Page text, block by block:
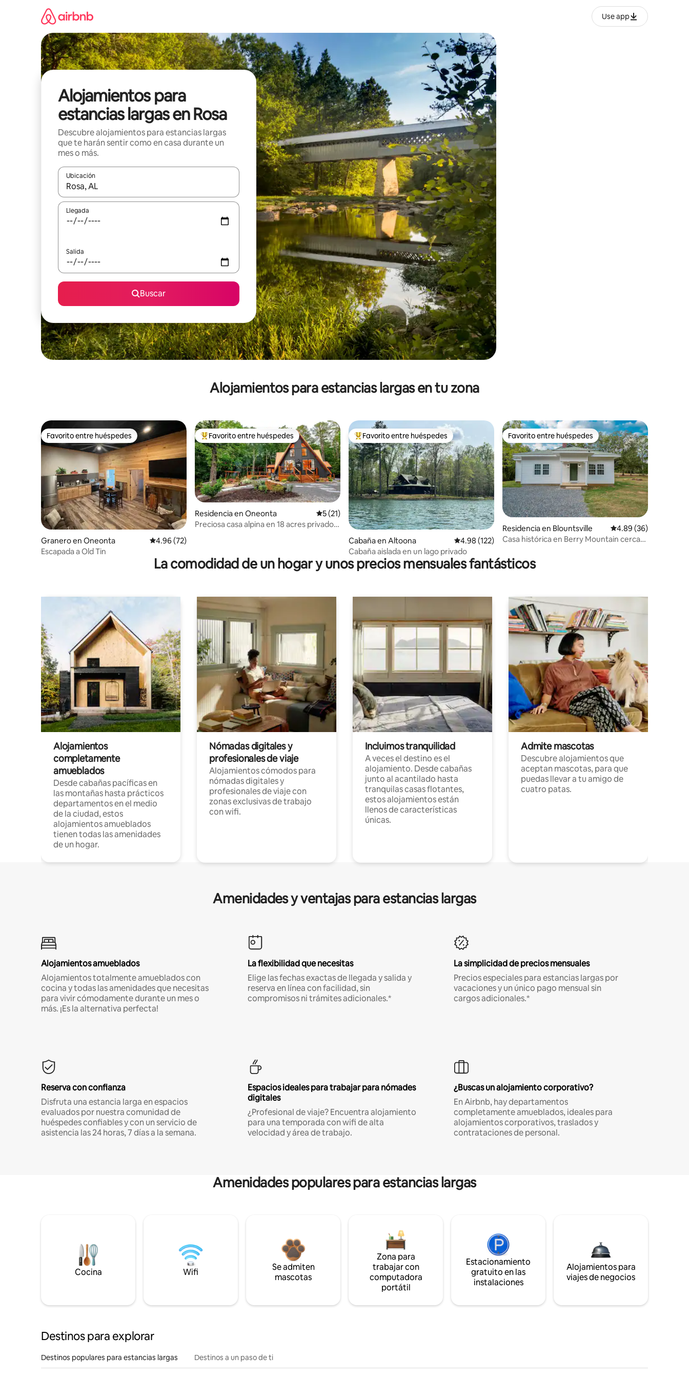
Use app
Alojamientos para
estancias largas en Rosa
Descubre alojamientos para estancias largas
que te harán sentir como en casa durante un
mes o más.
Ubicación
Cuando los resultados estén disponibles, podrás navegar usando las teclas de las flechas hacia arriba y hacia abajo, o bien tocando y deslizando la pantalla.
Llegada
Salida
Buscar
Alojamientos para estancias largas en tu zona
Favorito entre huéspedes
Favorito entre huéspedes
Granero en Oneonta Calificación promedio: 4.96 de 5; 72 evaluaciones
4.96 (72)
Escapada a Old Tin
De los mejores en Favorito entre huéspedes
Favorito entre huéspedes
Residencia en Oneonta Calificación promedio: 5 de 5; 21 evaluaciones
5 (21)
Preciosa casa alpina en 18 acres privados
De los mejores en Favorito entre huéspedes
Favorito entre huéspedes
Cabaña en Altoona Calificación promedio: 4.98 de 5; 122 evaluaciones
4.98 (122)
Cabaña aislada en un lago privado
Favorito entre huéspedes
Favorito entre huéspedes
Residencia en Blountsville Calificación
4.89 (36)
Casa histórica en Berry Mountain cerca
La comodidad de un hogar y unos precios mensuales fantásticos
Alojamientos
completamente
amueblados
Desde cabañas pacíficas en
las montañas hasta prácticos
departamentos en el medio
de la ciudad, estos
alojamientos amueblados
tienen todas las amenidades
de un hogar.
Nómadas digitales y
profesionales de viaje
Alojamientos cómodos para
nómadas digitales y
profesionales de viaje con
zonas exclusivas de trabajo
con wifi.
Incluimos tranquilidad
A veces el destino es el
alojamiento. Desde cabañas
junto al acantilado hasta
tranquilas casas flotantes,
estos alojamientos están
llenos de características
únicas.
Admite mascotas
Descubre alojamientos que
aceptan mascotas, para que
puedas llevar a tu amigo de
cuatro patas.
Amenidades y ventajas para estancias largas
Alojamientos amueblados
Alojamientos totalmente amueblados con
cocina y todas las amenidades que necesitas
para vivir cómodamente durante un mes o
más. ¡Es la alternativa perfecta!
La flexibilidad que necesitas
Elige las fechas exactas de llegada y salida y
reserva en línea con facilidad, sin
compromisos ni trámites adicionales.*
La simplicidad de precios mensuales
Precios especiales para estancias largas por
vacaciones y un único pago mensual sin
cargos adicionales.*
Reserva con confianza
Disfruta una estancia larga en espacios
evaluados por nuestra comunidad de
huéspedes confiables y con un servicio de
asistencia las 24 horas, 7 días a la semana.
Espacios ideales para trabajar para nómades
digitales
¿Profesional de viaje? Encuentra alojamiento
para una temporada con wifi de alta
velocidad y área de trabajo.
¿Buscas un alojamiento corporativo?
En Airbnb, hay departamentos
completamente amueblados, ideales para
alojamientos corporativos, traslados y
contrataciones de personal.
Amenidades populares para estancias largas
Cocina Wifi
Se admiten
mascotas
Zona para
trabajar con
computadora
portátil
Estacionamiento
gratuito en las
instalaciones
Alojamientos para
viajes de negocios
Destinos para explorar
Destinos populares para estancias largas Destinos a un paso de ti